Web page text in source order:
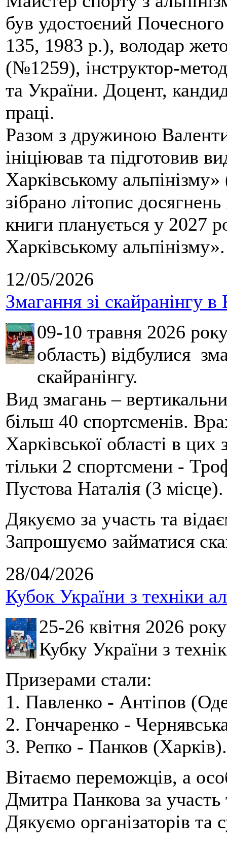
був удостоєний
135, 1983 р.), володар
(№1259), інструктор-
та України. Доцент,
праці.
Разом з дружиною
ініціював та підготовив
Харківському
зібрано літопис
книги планується у 2027
Харківському альпінізму».
12/05/2026
Змагання зі скайранінгу в
09-10 травня 2026
область) відбулися
скайранінгу.
Вид змагань –
більш 40 спортсменів.
Харківської області в
тільки 2 спортсмени -
Пустова Наталія (3 місце).
Дякуємо за участь та
Запрошуємо займатися
28/04/2026
Кубок України з техніки
25-26 квітня 2026
Кубку України з
Призерами стали:
1. Павленко - Антіпов
2. Гончаренко -
3. Репко - Панков (Харків).
Вітаємо переможців, а
Дмитра Панкова за
Дякуємо організаторів та